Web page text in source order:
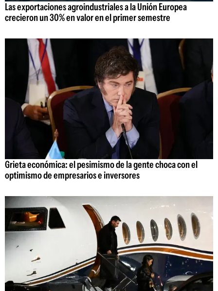
Las exportaciones agroindustriales a la Unión Europea
crecieron un 30% en valor en el primer semestre
Grieta económica: el pesimismo de la gente choca con el
optimismo de empresarios e inversores